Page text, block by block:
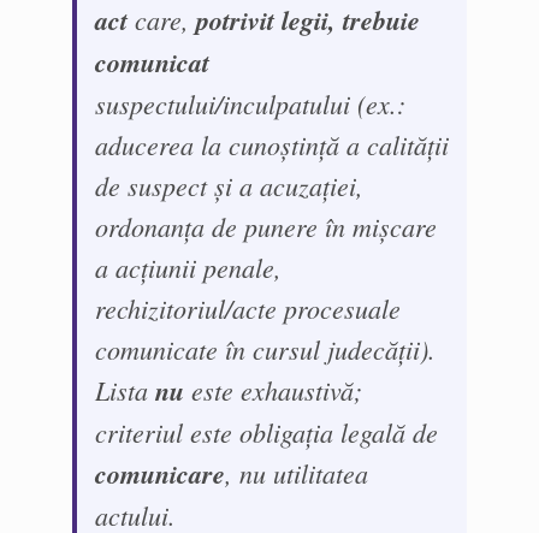
actcare,potrivit legii, trebuie
comunicat
suspectului/inculpatului (ex.:
aducerea la cunoștință a calității
de suspect și a acuzației,
ordonanța de punere în mișcare
a acțiunii penale,
rechizitoriul/acte procesuale
comunicate în cursul judecății).
Lista nu este exhaustivă;
criteriul este obligația legală de
comunicare, nu utilitatea
actului.